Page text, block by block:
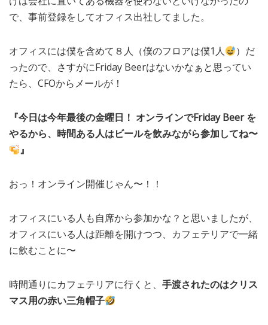
で、事前登録をしてオフィス出社してました。
オフィスには僕を含めて８人（僕のフロアは僕1人
）だ
ったので、さすがにFriday Beerはないかなぁと思ってい
たら、CFOからメールが！
『今日は今年最後の金曜日！ オンラインでFriday Beer を
やるから、時間ある人はビールを飲みながら参加してね〜
』
おっ！オンライン開催じゃん〜！！
オフィスにいる人も自席から参加かな？と思いましたが、
オフィスにいる人は距離を開けつつ、カフェテリアで一緒
に飲むことに〜
時間通りにカフェテリアに行くと、 手渡されたのはクリス
マス用の赤い三角帽子